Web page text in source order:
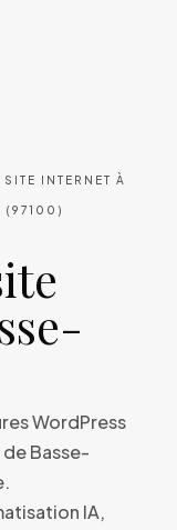
INTERNET À
(97100)
WordPress
Basse-
IA,